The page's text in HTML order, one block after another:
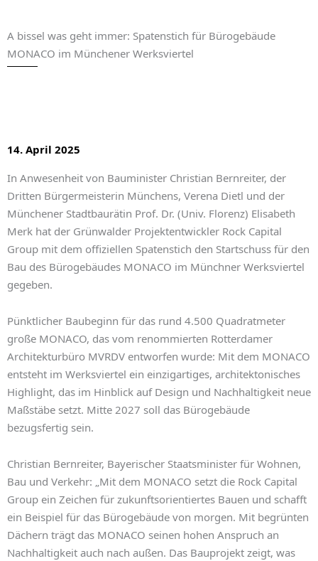
A bissel was geht immer: Spatenstich für Bürogebäude
MONACO im Münchener Werksviertel
14. April 2025
In Anwesenheit von Bauminister Christian Bernreiter, der
Dritten Bürgermeisterin Münchens, Verena Dietl und der
Münchener Stadtbaurätin Prof. Dr. (Univ. Florenz) Elisabeth
Merk hat der Grünwalder Projektentwickler Rock Capital
Group mit dem offiziellen Spatenstich den Startschuss für den
Bau des Bürogebäudes MONACO im Münchner Werksviertel
gegeben.
Pünktlicher Baubeginn für das rund 4.500 Quadratmeter
große MONACO, das vom renommierten Rotterdamer
Architekturbüro MVRDV entworfen wurde: Mit dem MONACO
entsteht im Werksviertel ein einzigartiges, architektonisches
Highlight, das im Hinblick auf Design und Nachhaltigkeit neue
Maßstäbe setzt. Mitte 2027 soll das Bürogebäude
bezugsfertig sein.
Christian Bernreiter, Bayerischer Staatsminister für Wohnen,
Bau und Verkehr: „Mit dem MONACO setzt die Rock Capital
Group ein Zeichen für zukunftsorientiertes Bauen und schafft
ein Beispiel für das Bürogebäude von morgen. Mit begrünten
Dächern trägt das MONACO seinen hohen Anspruch an
Nachhaltigkeit auch nach außen. Das Bauprojekt zeigt, was